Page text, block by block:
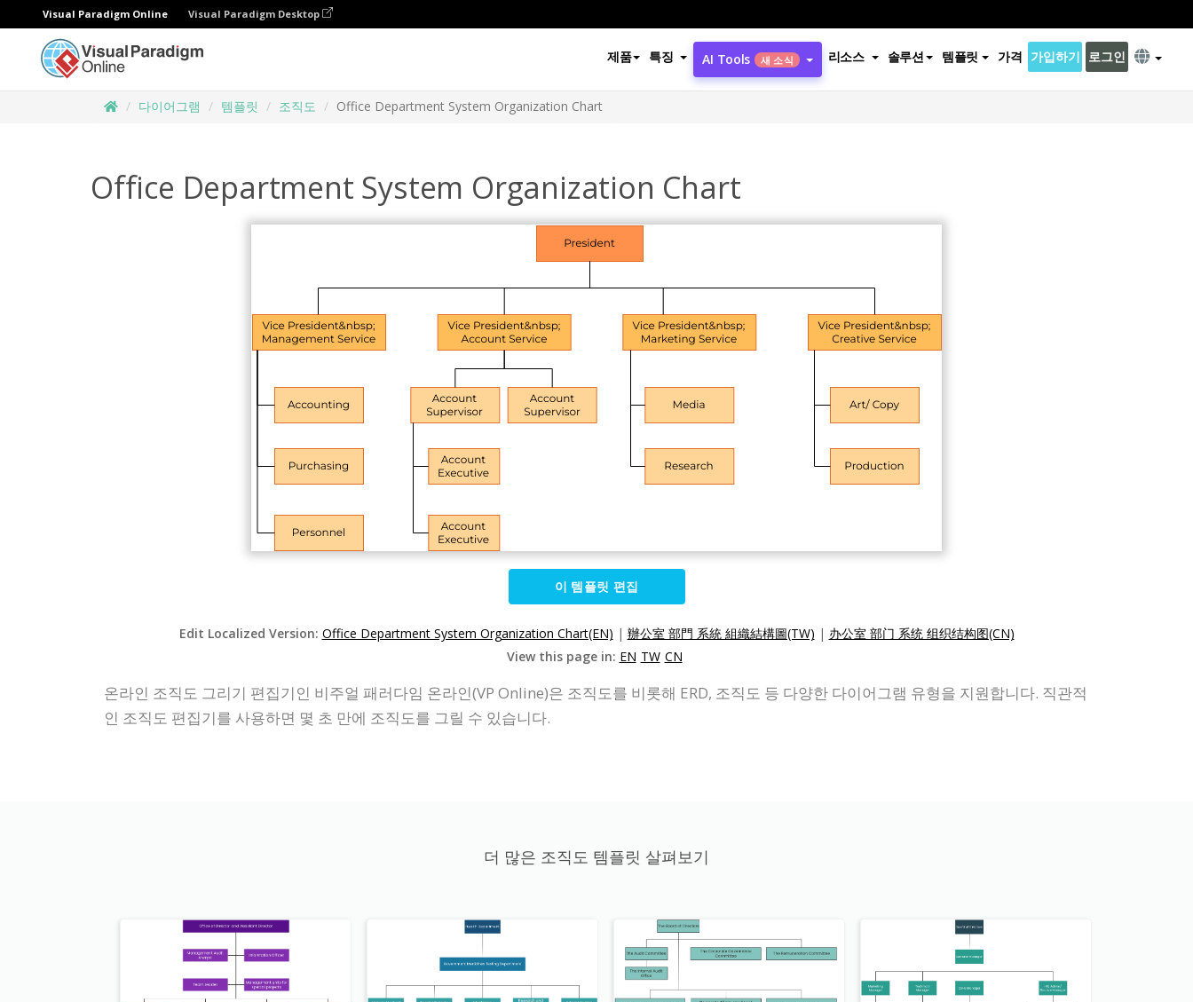
Visual Paradigm Online Visual Paradigm Desktop
제품 특징 AI Tools 새 소식 리소스 솔루션 템플릿 가격 가입하기 로그인
다이어그램 템플릿 조직도 Office Department System Organization Chart
Office Department System Organization Chart
이 템플릿 편집
Edit Localized Version: Office Department System Organization Chart(EN) | 辦公室 部門 系統 組織結構圖(TW) | 办公室 部门 系统 组织结构图(CN)
View this page in: EN TW CN
온라인 조직도 그리기 편집기인 비주얼 패러다임 온라인(VP Online)은 조직도를 비롯해 ERD, 조직도 등 다양한 다이어그램 유형을 지원합니다. 직관적
인 조직도 편집기를 사용하면 몇 초 만에 조직도를 그릴 수 있습니다.
더 많은 조직도 템플릿 살펴보기